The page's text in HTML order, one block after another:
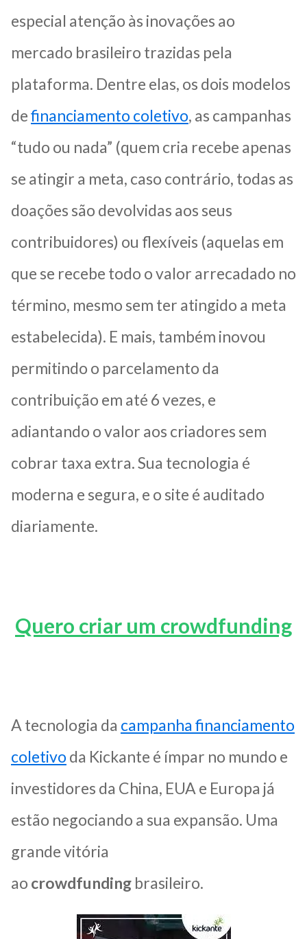
especial atenção às inovações ao
mercado brasileiro trazidas pela
plataforma. Dentre elas, os dois modelos
definanciamento coletivo, as campanhas
“tudo ou nada” (quem cria recebe apenas
se atingir a meta, caso contrário, todas as
doações são devolvidas aos seus
contribuidores) ou flexíveis (aquelas em
que se recebe todo o valor arrecadado no
término, mesmo sem ter atingido a meta
estabelecida). E mais, também inovou
permitindo o parcelamento da
contribuição em até 6 vezes, e
adiantando o valor aos criadores sem
cobrar taxa extra. Sua tecnologia é
moderna e segura, e o site é auditado
diariamente.
Quero criar um crowdfunding
A tecnologia da campanha financiamento
coletivo da Kickante é ímpar no mundo e
investidores da China, EUA e Europa já
estão negociando a sua expansão. Uma
grande vitória
ao crowdfunding brasileiro.